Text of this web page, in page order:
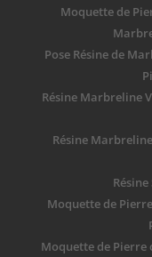
Moquette de
Pose Résine de
Résine Marbreline
Résine
Moquette de
Moquette de Pierre